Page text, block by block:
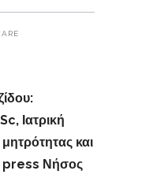
Ιατρική
και
press Νήσος